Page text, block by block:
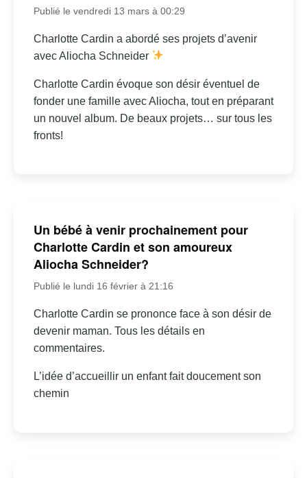
Publié le vendredi 13 mars à 00:29
Charlotte Cardin a abordé ses projets d’avenir
avec Aliocha Schneider
Charlotte Cardin évoque son désir éventuel de
fonder une famille avec Aliocha, tout en préparant
un nouvel album. De beaux projets… sur tous les
fronts!
Un bébé à venir prochainement pour
Charlotte Cardin et son amoureux
Aliocha Schneider?
Publié le lundi 16 février à 21:16
Charlotte Cardin se prononce face à son désir de
devenir maman. Tous les détails en
commentaires.
L’idée d’accueillir un enfant fait doucement son
chemin